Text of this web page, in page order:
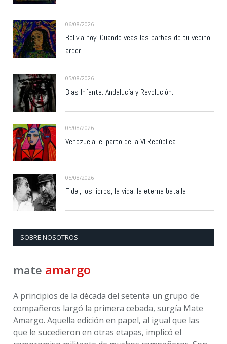
06/08/2026
Bolivia hoy: Cuando veas las barbas de tu vecino
arder…
05/08/2026
Blas Infante: Andalucía y Revolución.
05/08/2026
Venezuela: el parto de la VI República
05/08/2026
Fidel, los libros, la vida, la eterna batalla
SOBRE NOSOTROS
mate amargo
A principios de la década del setenta un grupo de
compañeros largó la primera cebada, surgía Mate
Amargo. Aquella edición en papel, al igual que las
que le sucedieron en otras etapas, implicó el